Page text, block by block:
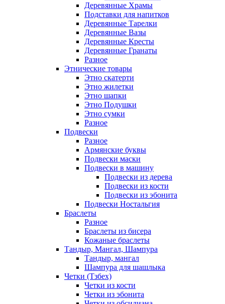
Деревянные Храмы
Подставки для напитков
Деревянные Тарелки
Деревянные Вазы
Деревянные Кресты
Деревянные Гранаты
Разное
Этнические товары
Этно скатерти
Этно жилетки
Этно шапки
Этно Подушки
Этно сумки
Разное
Подвески
Разное
Армянские буквы
Подвески маски
Подвески в машину
Подвески из дерева
Подвески из кости
Подвески из эбонита
Подвески Ностальгия
Браслеты
Разное
Браслеты из бисера
Кожаные браслеты
Тандыр, Мангал, Шампура
Тандыр, мангал
Шампура для шашлыка
Четки (Тзбех)
Четки из кости
Четки из эбонита